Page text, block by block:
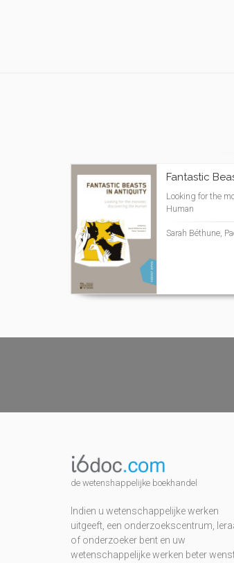
Fantastic
Looking for the
Human
Sarah Béthune,
de wetenshappelijke boekhandel
Indien u wetenschappelijke werken
uitgeeft, een onderzoekscentrum,
of onderzoeker bent en uw
wetenschappelijke werken beter